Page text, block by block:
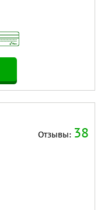
Отзывы: 38